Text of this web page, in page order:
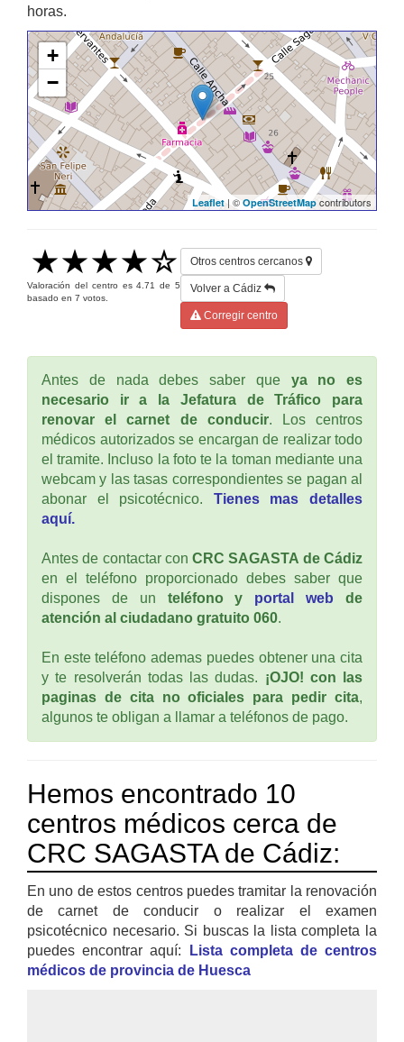
horas.
+
−
Leaflet| © OpenStreetMap contributors
Valoración del centro es4.71 de5
basado en 7 votos.
Otros centros cercanos
Volver a Cádiz
Corregir centro
Antes de nada debes saber que ya no es
necesario ir a la Jefatura de Tráfico para
renovar el carnet de conducir. Los centros
médicos autorizados se encargan de realizar todo
el tramite. Incluso la foto te la toman mediante una
webcam y las tasas correspondientes se pagan al
abonar el psicotécnico. Tienes mas detalles
aquí.
Antes de contactar conCRC SAGASTA de Cádiz
en el teléfono proporcionado debes saber que
dispones de un teléfono y portal web de
atención al ciudadano gratuito 060.
En este teléfono ademas puedes obtener una cita
y te resolverán todas las dudas. ¡OJO! con las
paginas de cita no oficiales para pedir cita,
algunos te obligan a llamar a teléfonos de pago.
Hemos encontrado 10
centros médicos cerca de
CRC SAGASTA de Cádiz:
En uno de estos centros puedes tramitar la renovación
de carnet de conducir o realizar el examen
psicotécnico necesario. Si buscas la lista completa la
puedes encontrar aquí:
Lista completa de centros
médicos de provincia de Huesca